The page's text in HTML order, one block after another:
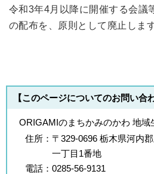
令和3年4月以降に開催する会議
の配布を、原則として廃止します
【このページについてのお問い合
ORIGAMIのまちかみのかわ 地域
住所： 〒329-0696 栃木県河内
一丁目1番地
電話： 0285-56-9131